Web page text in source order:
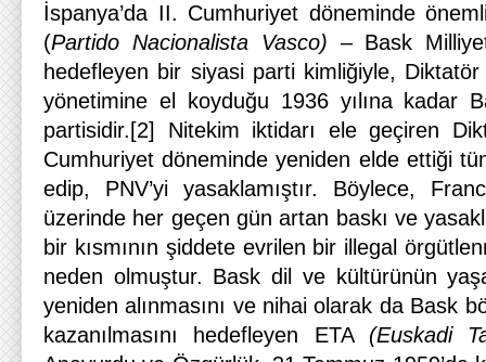
İspanya’da II. Cumhuriyet döneminde
(Partido Nacionalista Vasco) – Bask
hedefleyen bir siyasi parti kimliğiyle, Diktatör
yönetimine el koyduğu 1936 yılına kadar
partisidir.[2] Nitekim iktidarı ele geçiren
Cumhuriyet döneminde yeniden elde ettiği
edip, PNV’yi yasaklamıştır. Böylece,
üzerinde her geçen gün artan baskı ve
bir kısmının şiddete evrilen bir illegal
neden olmuştur. Bask dil ve kültürünün
yeniden alınmasını ve nihai olarak da Bask
kazanılmasını hedefleyen ETA (Euskadi